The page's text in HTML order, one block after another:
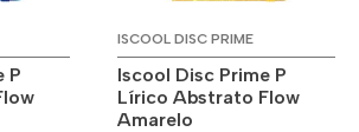
P
ISCOOL DISC PRIME
Iscool Disc Prime P
Lírico Abstrato Flow
Amarelo